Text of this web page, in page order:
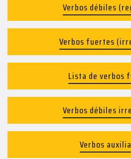
Verbos débiles
Verbos fuertes
Lista de verbos
Verbos débiles
Verbos